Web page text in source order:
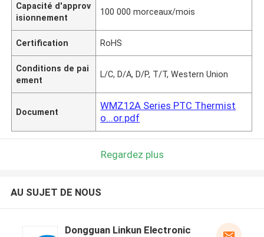
Capacité d'approv
isionnement
100 000 morceaux/mois
Certification RoHS
Conditions de pai
ement
L/C, D/A, D/P, T/T, Western Union
Document
WMZ12A Series PTC Thermist
o...or.pdf
Regardez plus
AU SUJET DE NOUS
Dongguan Linkun Electronic